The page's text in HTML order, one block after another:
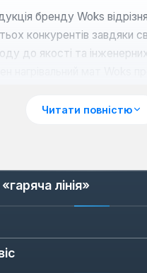
бренду Woks
конкурентів завдяки
до якості та
що гарантує його
підвищену стійкість
Читати повністю
лінія»